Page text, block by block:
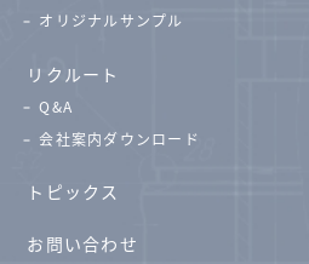
オリジナルサンプル
リクルート
Q&A
会社案内ダウンロード
トピックス
お問い合わせ